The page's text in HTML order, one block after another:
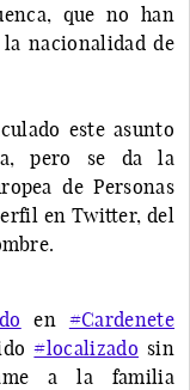
que no han
nacionalidad de
este asunto
pero se da la
de Personas
en Twitter, del
en #Cardenete
#localizado sin
a la familia